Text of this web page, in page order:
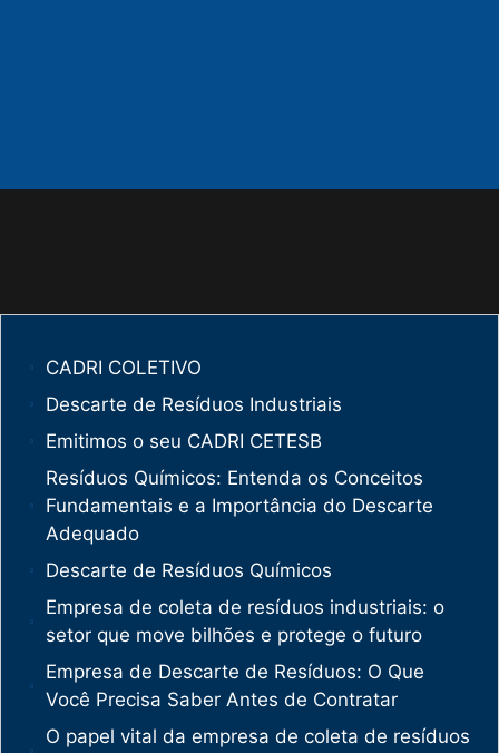
CADRI COLETIVO
Descarte de Resíduos Industriais
Emitimos o seu CADRI CETESB
Resíduos Químicos: Entenda os Conceitos
Fundamentais e a Importância do Descarte
Adequado
Descarte de Resíduos Químicos
Empresa de coleta de resíduos industriais: o
setor que move bilhões e protege o futuro
Empresa de Descarte de Resíduos: O Que
Você Precisa Saber Antes de Contratar
O papel vital da empresa de coleta de resíduos